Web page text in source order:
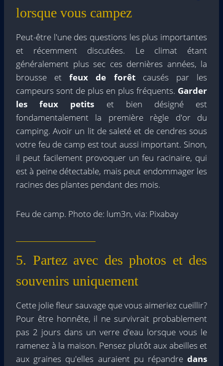
lorsque vous campez
Peut-être l'une des questions les plus importantes
et récemment discutées. Le climat étant
généralement plus sec ces dernières années, la
brousse et feux de forêtcausés par les
campeurs sont de plus en plus fréquents. Garder
les feux petits et bien désigné est
fondamentalement la première règle d'or du
camping. Avoir un lit de saleté et de cendres sous
votre feu de camp est tout aussi important. Sinon,
il peut facilement provoquer un feu racinaire, qui
est à peine détectable, mais peut endommager les
racines des plantes pendant des mois.
Feu de camp. Photo de: lum3n, via: Pixabay
5. Partez avec des photos et des
souvenirs uniquement
Cette jolie fleur sauvage que vous aimeriez cueillir?
Pour être honnête, il ne survivrait probablement
pas 2 jours dans un verre d'eau lorsque vous le
ramenez à la maison. Pensez plutôt aux abeilles et
aux graines qu'elles auraient pu répandredans